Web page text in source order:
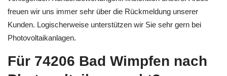
einmal von der Beschaffenheit unserer Arbeit anhand von schon
vorliegenden Kundenbewertungen.Hinsichtlich unserer Arbeit
freuen wir uns immer sehr über die Rückmeldung unserer
Photovoltaikanlagen.